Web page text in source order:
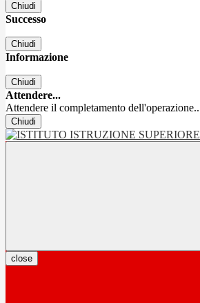
Chiudi
Successo
Chiudi
Informazione
Chiudi
Attendere...
Attendere il completamento
Chiudi
close